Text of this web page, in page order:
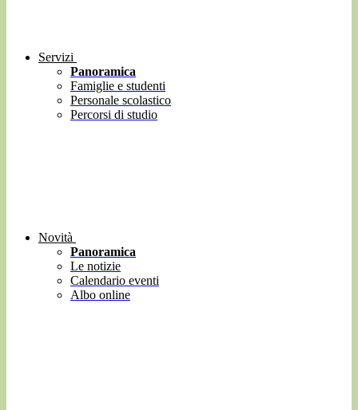
Servizi
Panoramica
Famiglie e studenti
Personale scolastico
Percorsi di studio
Novità
Panoramica
Le notizie
Calendario eventi
Albo online